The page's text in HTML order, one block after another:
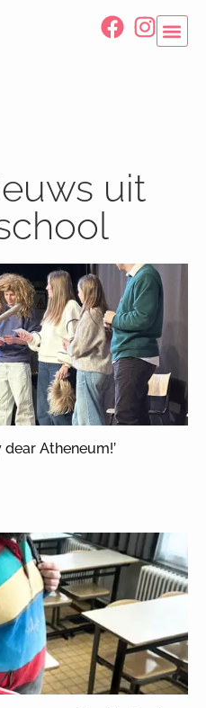
uit
dear Atheneum!’